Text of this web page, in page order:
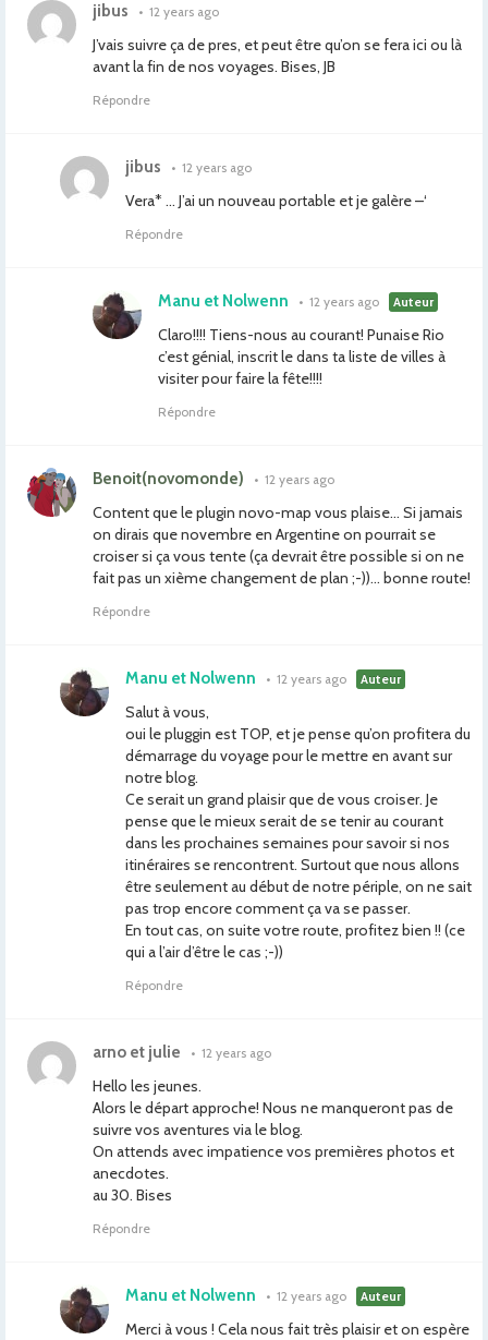
jibus • 12 years ago
J’vais suivre ça de pres, et peut être qu’on se fera ici ou là
avant la fin de nos voyages. Bises, JB
Répondre
jibus • 12 years ago
Vera* … J’ai un nouveau portable et je galère –‘
Répondre
Manu et Nolwenn • 12 years ago Auteur
Claro!!!! Tiens-nous au courant! Punaise Rio
c’est génial, inscrit le dans ta liste de villes à
visiter pour faire la fête!!!!
Répondre
Benoit(novomonde) • 12 years ago
Content que le plugin novo-map vous plaise… Si jamais
on dirais que novembre en Argentine on pourrait se
croiser si ça vous tente (ça devrait être possible si on ne
fait pas un xième changement de plan ;-))… bonne route!
Répondre
Manu et Nolwenn • 12 years ago Auteur
Salut à vous,
oui le pluggin est TOP, et je pense qu’on profitera du
démarrage du voyage pour le mettre en avant sur
notre blog.
Ce serait un grand plaisir que de vous croiser. Je
pense que le mieux serait de se tenir au courant
dans les prochaines semaines pour savoir si nos
itinéraires se rencontrent. Surtout que nous allons
être seulement au début de notre périple, on ne sait
pas trop encore comment ça va se passer.
En tout cas, on suite votre route, profitez bien !! (ce
qui a l’air d’être le cas ;-))
Répondre
arno et julie • 12 years ago
Hello les jeunes.
Alors le départ approche! Nous ne manqueront pas de
suivre vos aventures via le blog.
On attends avec impatience vos premières photos et
anecdotes.
au 30. Bises
Répondre
Manu et Nolwenn • 12 years ago Auteur
Merci à vous ! Cela nous fait très plaisir et on espère